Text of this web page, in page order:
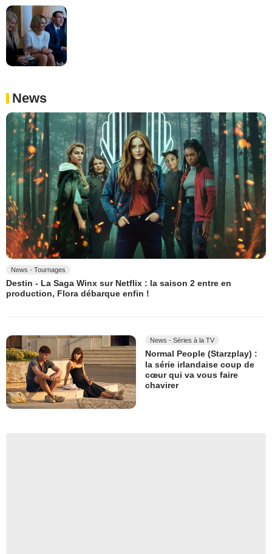
News
News - Tournages
Destin - La Saga Winx sur Netflix : la saison 2 entre en
production, Flora débarque enfin !
News - Séries à la TV
Normal People (Starzplay) :
la série irlandaise coup de
cœur qui va vous faire
chavirer